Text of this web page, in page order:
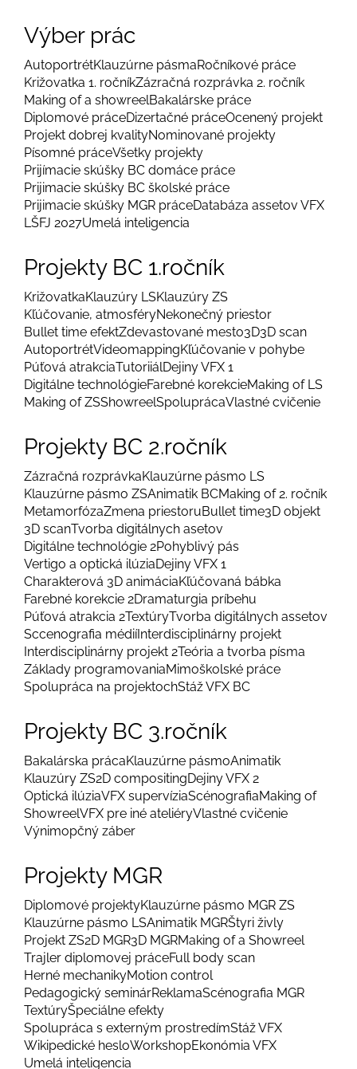
Výber prác
AutoportrétKlauzúrne pásmaRočníkové práce
Križovatka 1. ročníkZázračná rozprávka 2. ročník
Making of a showreelBakalárske práce
Diplomové práceDizertačné práceOcenený projekt
Projekt dobrej kvalityNominované projekty
Písomné práceVšetky projekty
Prijímacie skúšky BC domáce práce
Prijimacie skúšky BC školské práce
Prijimacie skúšky MGR práceDatabáza assetov VFX
LŠFJ 2027Umelá inteligencia
Projekty BC 1.ročník
KrižovatkaKlauzúry LSKlauzúry ZS
Kľúčovanie, atmosféryNekonečný priestor
Bullet time efektZdevastované mesto3D3D scan
AutoportrétVideomappingKľúčovanie v pohybe
Púťová atrakciaTutoriiálDejiny VFX 1
Digitálne technológieFarebné korekcieMaking of LS
Making of ZSShowreelSpoluprácaVlastné cvičenie
Projekty BC 2.ročník
Zázračná rozprávkaKlauzúrne pásmo LS
Klauzúrne pásmo ZSAnimatik BCMaking of 2. ročník
MetamorfózaZmena priestoruBullet time3D objekt
3D scanTvorba digitálnych asetov
Digitálne technológie 2Pohyblivý pás
Vertigo a optická ilúziaDejiny VFX 1
Charakterová 3D animáciaKľúčovaná bábka
Farebné korekcie 2Dramaturgia príbehu
Púťová atrakcia 2TextúryTvorba digitálnych assetov
Sccenografia médiíInterdisciplinárny projekt
Interdisciplinárny projekt 2Teória a tvorba písma
Základy programovaniaMimoškolské práce
Spolupráca na projektochStáž VFX BC
Projekty BC 3.ročník
Bakalárska prácaKlauzúrne pásmoAnimatik
Klauzúry ZS2D compositingDejiny VFX 2
Optická ilúziaVFX supervíziaScénografiaMaking of
ShowreelVFX pre iné ateliéryVlastné cvičenie
Výnimopčný záber
Projekty MGR
Diplomové projektyKlauzúrne pásmo MGR ZS
Klauzúrne pásmo LSAnimatik MGRŠtyri živly
Projekt ZS2D MGR3D MGRMaking of a Showreel
Trajler diplomovej práceFull body scan
Herné mechanikyMotion control
Pedagogický seminárReklamaScénografia MGR
TextúryŠpeciálne efekty
Spolupráca s externým prostredímStáž VFX
Wikipedické hesloWorkshopEkonómia VFX
Umelá inteligencia